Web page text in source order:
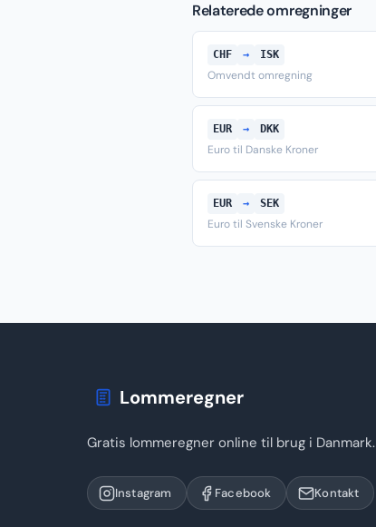
Relaterede omregninger
CHF → ISK
Omvendt omregning
EUR → DKK
Euro til Danske Kroner
EUR → SEK
Euro til Svenske Kroner
Lommeregner
Gratis lommeregner online til brug i Danmark.
Instagram Facebook Kontakt